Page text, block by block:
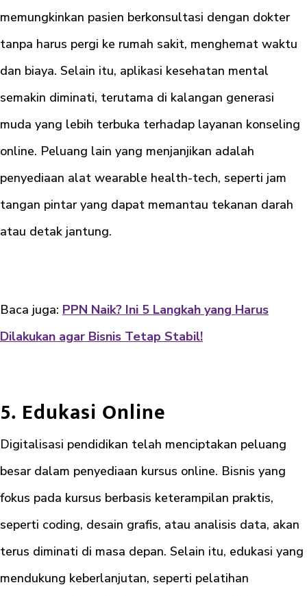
memungkinkan pasien berkonsultasi dengan dokter
tanpa harus pergi ke rumah sakit, menghemat waktu
dan biaya. Selain itu, aplikasi kesehatan mental
semakin diminati, terutama di kalangan generasi
muda yang lebih terbuka terhadap layanan konseling
online. Peluang lain yang menjanjikan adalah
penyediaan alat wearable health-tech, seperti jam
tangan pintar yang dapat memantau tekanan darah
atau detak jantung.
Baca juga: PPN Naik? Ini 5 Langkah yang Harus
Dilakukan agar Bisnis Tetap Stabil!
5. Edukasi Online
Digitalisasi pendidikan telah menciptakan peluang
besar dalam penyediaan kursus online. Bisnis yang
fokus pada kursus berbasis keterampilan praktis,
seperti coding, desain grafis, atau analisis data, akan
terus diminati di masa depan. Selain itu, edukasi yang
mendukung keberlanjutan, seperti pelatihan